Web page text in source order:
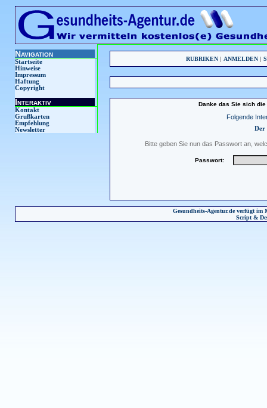
Navigation
Startseite
Hinweise
Impressum
Haftung
Copyright
Interaktiv
Kontakt
Grußkarten
Empfehlung
Newsletter
RUBRIKEN | ANMELDEN |
Danke das Sie sich
Folgende
Der
Bitte geben Sie nun das Passwort an,
Passwort:
Gesundheits-Agentur.de verfügt im
Script &